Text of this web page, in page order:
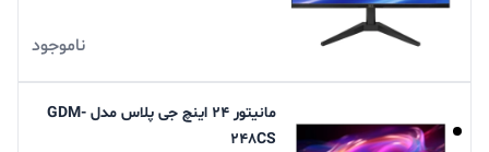
ناموجود
مانیتور 24 اینچ جی پلاس مدل GDM-
248CS